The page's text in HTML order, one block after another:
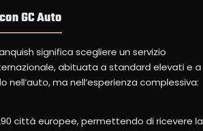
GC Auto
significa scegliere un servizio
abituata a standard elevati e a
ma nell’esperienza complessiva:
città europee, permettendo di ricevere la